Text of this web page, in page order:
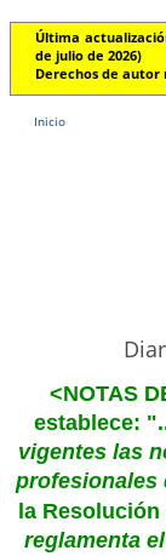
Última
de julio de 2026)
Derechos de autor
Inicio
<NOTAS
establece:
vigentes las
profesionales
la Resolución
reglamenta